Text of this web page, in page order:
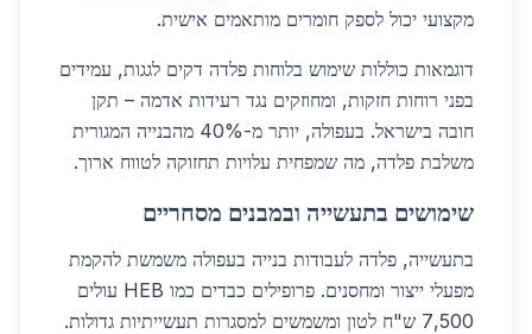
מקצועי יכול לספק חומרים מותאמים אישית.
דוגמאות כוללות שימוש בלוחות פלדה דקים לגגות, עמידים
בפני רוחות חזקות, ומחוזקים נגד רעידות אדמה – תקן
חובה בישראל. בעפולה, יותר מ-40% מהבנייה המגורית
משלבת פלדה, מה שמפחית עלויות תחזוקה לטווח ארוך.
שימושים בתעשייה ובמבנים מסחריים
בתעשייה, פלדה לעבודות בנייה בעפולה משמשת להקמת
מפעלי ייצור ומחסנים. פרופילים כבדים כמו HEB עולים
7,500 ש"ח לטון ומשמשים למסגרות תעשייתיות גדולות.